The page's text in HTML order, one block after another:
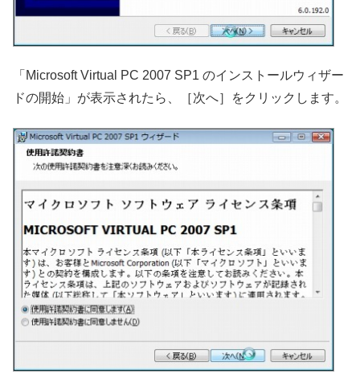
「Microsoft Virtual PC 2007 SP1 のインストールウィザー
ドの開始」が表示されたら、［次へ］をクリックします。